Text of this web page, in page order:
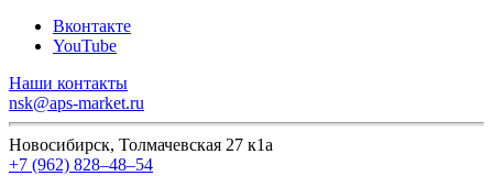
Вконтакте
YouTube
Наши контакты
nsk@aps-market.ru
Новосибирск, Толмачевская 27 к1а
+7 (962) 828‒48‒54